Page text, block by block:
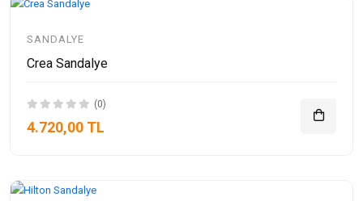
SANDALYE
Crea Sandalye
(0)
4.720,00 TL